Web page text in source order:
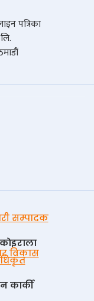
पत्रिका
सम्पादक
विकास
कार्की